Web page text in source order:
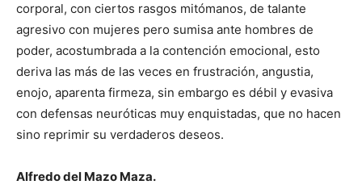
corporal, con ciertos rasgos mitómanos, de talante
agresivo con mujeres pero sumisa ante hombres de
poder, acostumbrada a la contención emocional, esto
deriva las más de las veces en frustración, angustia,
enojo, aparenta firmeza, sin embargo es débil y evasiva
con defensas neuróticas muy enquistadas, que no hacen
sino reprimir su verdaderos deseos.
Alfredo del Mazo Maza.